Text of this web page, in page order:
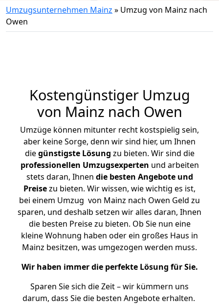
Umzugsunternehmen Mainz » Umzug von Mainz nach
Owen
Kostengünstiger Umzug
von Mainz nach Owen
Umzüge können mitunter recht kostspielig sein,
aber keine Sorge, denn wir sind hier, um Ihnen
diegünstigste Lösung zu bieten. Wir sind die
professionellen Umzugsexperten und arbeiten
stets daran, Ihnen die besten Angebote und
Preisezu bieten. Wir wissen, wie wichtig es ist,
bei einem Umzug von Mainz nach Owen Geld zu
sparen, und deshalb setzen wir alles daran, Ihnen
die besten Preise zu bieten. Ob Sie nun eine
kleine Wohnung haben oder ein großes Haus in
Mainz besitzen, was umgezogen werden muss.
Wir haben immer die perfekte Lösung für Sie.
Sparen Sie sich die Zeit – wir kümmern uns
darum, dass Sie die besten Angebote erhalten.